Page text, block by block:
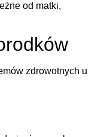
od matki,
zdrowotnych u